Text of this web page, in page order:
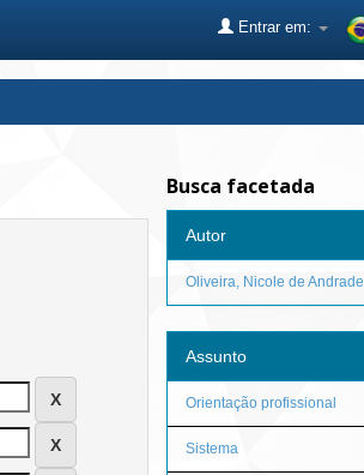
Entrar em:
Busca facetada
Autor
Oliveira, Nicole de Andrade
Assunto
Orientação profissional
Sistema